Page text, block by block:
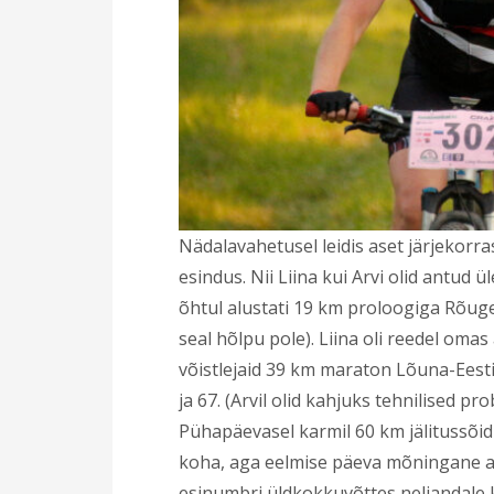
Nädalavahetusel leidis aset
esindus. Nii Liina kui Arvi olid antud
õhtul alustati 19 km proloogiga
seal hõlpu pole). Liina oli reedel
võistlejaid 39 km maraton Lõuna-
ja 67. (Arvil olid kahjuks tehnilised
Pühapäevasel karmil 60 km
koha, aga eelmise päeva